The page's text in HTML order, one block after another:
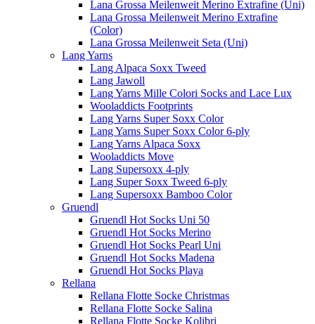
Lana Grossa Meilenweit Merino Extrafine (Uni)
Lana Grossa Meilenweit Merino Extrafine
(Color)
Lana Grossa Meilenweit Seta (Uni)
Lang Yarns
Lang Alpaca Soxx Tweed
Lang Jawoll
Lang Yarns Mille Colori Socks and Lace Lux
Wooladdicts Footprints
Lang Yarns Super Soxx Color
Lang Yarns Super Soxx Color 6-ply
Lang Yarns Alpaca Soxx
Wooladdicts Move
Lang Supersoxx 4-ply
Lang Super Soxx Tweed 6-ply
Lang Supersoxx Bamboo Color
Gruendl
Gruendl Hot Socks Uni 50
Gruendl Hot Socks Merino
Gruendl Hot Socks Pearl Uni
Gruendl Hot Socks Madena
Gruendl Hot Socks Playa
Rellana
Rellana Flotte Socke Christmas
Rellana Flotte Socke Salina
Rellana Flotte Socke Kolibri